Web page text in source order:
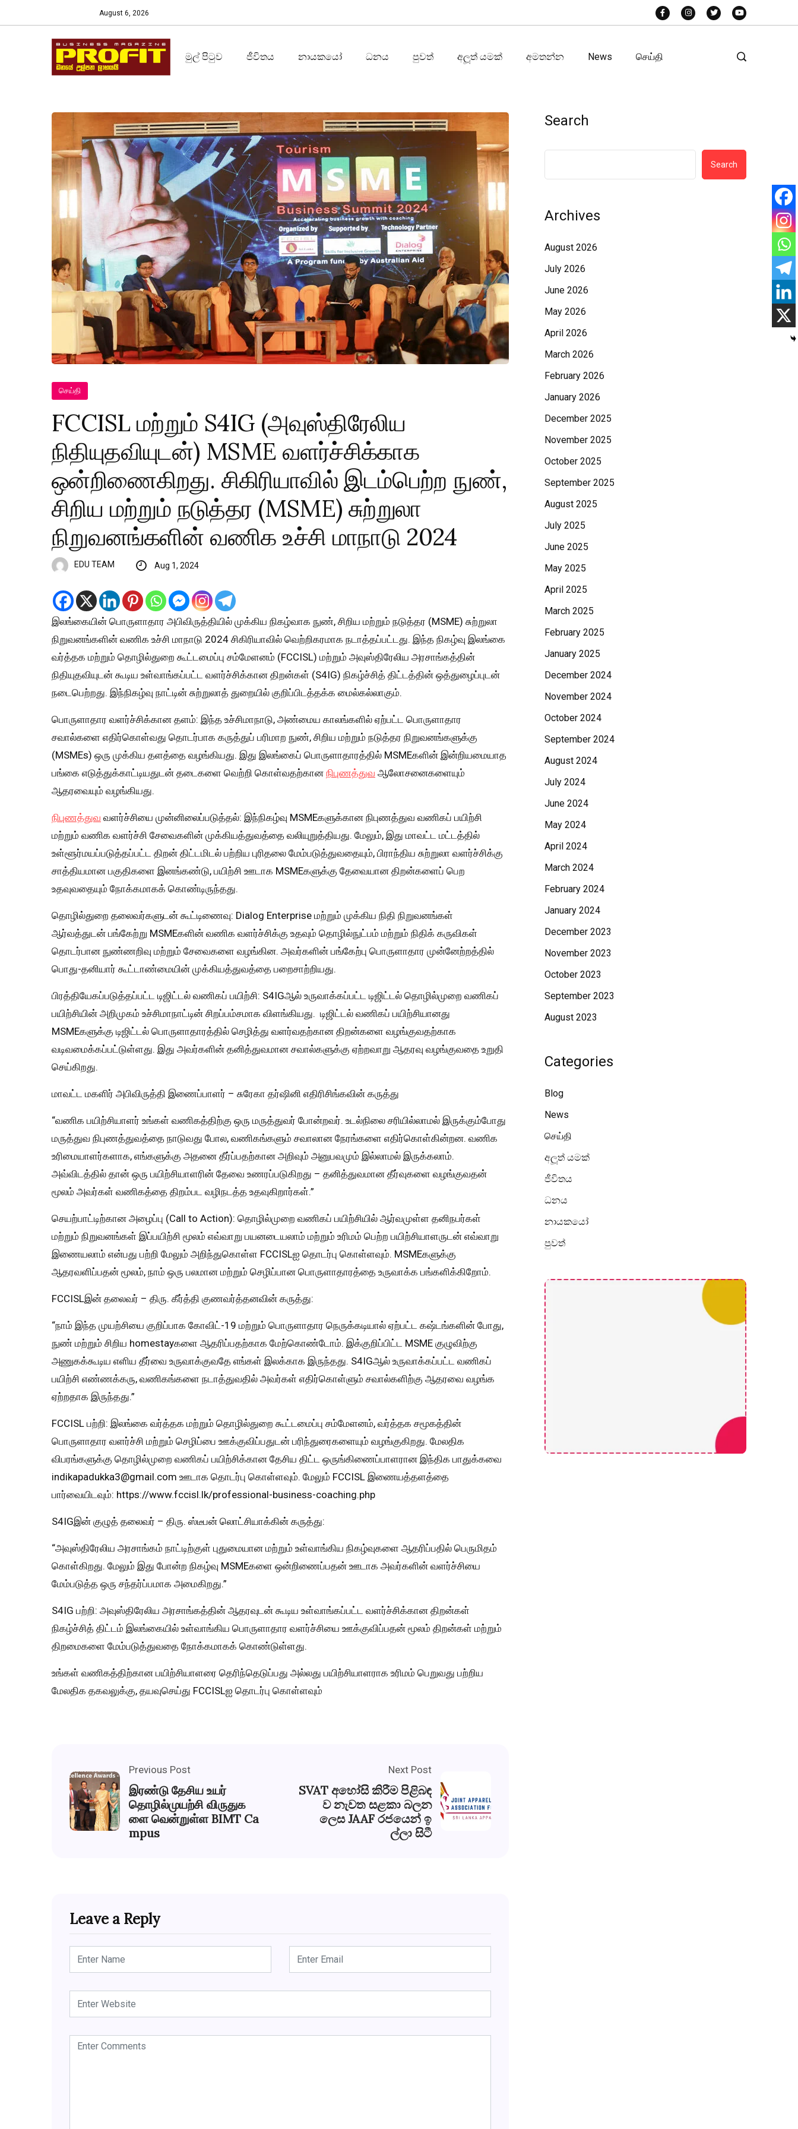
August 6, 2026
මුල් පිටුව ජීවිතය නායකයෝ ධනය පුවත් අලූත් යමක් අමතන්න News செய்தி
செய்தி
FCCISL மற்றும் S4IG (அவுஸ்திரேலிய
நிதியுதவியுடன்) MSME வளர்ச்சிக்காக
ஒன்றிணைகிறது. சிகிரியாவில் இடம்பெற்ற நுண்,
சிறிய மற்றும் நடுத்தர (MSME) சுற்றுலா
நிறுவனங்களின் வணிக உச்சி மாநாடு 2024
EDU TEAM Aug 1, 2024
இலங்கையின் பொருளாதார அபிவிருத்தியில் முக்கிய நிகழ்வாக நுண், சிறிய மற்றும் நடுத்தர (MSME) சுற்றுலா
நிறுவனங்களின் வணிக உச்சி மாநாடு 2024 சிகிரியாவில் வெற்றிகரமாக நடாத்தப்பட்டது. இந்த நிகழ்வு இலங்கை
வர்த்தக மற்றும் தொழில்துறை கூட்டமைப்பு சம்மேளனம் (FCCISL) மற்றும் அவுஸ்திரேலிய அரசாங்கத்தின்
நிதியுதவியுடன் கூடிய உள்வாங்கப்பட்ட வளர்ச்சிக்கான திறன்கள் (S4IG) நிகழ்ச்சித் திட்டத்தின் ஒத்துழைப்புடன்
நடைபெற்றது. இந்நிகழ்வு நாட்டின் சுற்றுலாத் துறையில் குறிப்பிடத்தக்க மைல்கல்லாகும்.
பொருளாதார வளர்ச்சிக்கான தளம்: இந்த உச்சிமாநாடு, அண்மைய காலங்களில் ஏற்பட்ட பொருளாதார
சவால்களை எதிர்கொள்வது தொடர்பாக கருத்துப் பரிமாற நுண், சிறிய மற்றும் நடுத்தர நிறுவனங்களுக்கு
(MSMEs) ஒரு முக்கிய தளத்தை வழங்கியது. இது இலங்கைப் பொருளாதாரத்தில் MSMEகளின் இன்றியமையாத
பங்கை எடுத்துக்காட்டியதுடன் தடைகளை வெற்றி கொள்வதற்கான நிபுணத்துவ ஆலோசனைகளையும்
ஆதரவையும் வழங்கியது.
நிபுணத்துவ வளர்ச்சியை முன்னிலைப்படுத்தல்: இந்நிகழ்வு MSMEகளுக்கான நிபுணத்துவ வணிகப் பயிற்சி
மற்றும் வணிக வளர்ச்சி சேவைகளின் முக்கியத்துவத்தை வலியுறுத்தியது. மேலும், இது மாவட்ட மட்டத்தில்
உள்ளூர்மயப்படுத்தப்பட்ட திறன் திட்டமிடல் பற்றிய புரிதலை மேம்படுத்துவதையும், பிராந்திய சுற்றுலா வளர்ச்சிக்கு
சாத்தியமான பகுதிகளை இனங்கண்டு, பயிற்சி ஊடாக MSMEகளுக்கு தேவையான திறன்களைப் பெற
உதவுவதையும் நோக்கமாகக் கொண்டிருந்தது.
தொழில்துறை தலைவர்களுடன் கூட்டிணைவு: Dialog Enterprise மற்றும் முக்கிய நிதி நிறுவனங்கள்
ஆர்வத்துடன் பங்கேற்று MSMEகளின் வணிக வளர்ச்சிக்கு உதவும் தொழில்நுட்பம் மற்றும் நிதிக் கருவிகள்
தொடர்பான நுண்ணறிவு மற்றும் சேவைகளை வழங்கின. அவர்களின் பங்கேற்பு பொருளாதார முன்னேற்றத்தில்
பொது-தனியார் கூட்டாண்மையின் முக்கியத்துவத்தை பறைசாற்றியது.
பிரத்தியேகப்படுத்தப்பட்ட டிஜிட்டல் வணிகப் பயிற்சி: S4IGஆல் உருவாக்கப்பட்ட டிஜிட்டல் தொழில்முறை வணிகப்
பயிற்சியின் அறிமுகம் உச்சிமாநாட்டின் சிறப்பம்சமாக விளங்கியது. டிஜிட்டல் வணிகப் பயிற்சியானது
MSMEகளுக்கு டிஜிட்டல் பொருளாதாரத்தில் செழித்து வளர்வதற்கான திறன்களை வழங்குவதற்காக
வடிவமைக்கப்பட்டுள்ளது. இது அவர்களின் தனித்துவமான சவால்களுக்கு ஏற்றவாறு ஆதரவு வழங்குவதை உறுதி
செய்கிறது.
மாவட்ட மகளிர் அபிவிருத்தி இணைப்பாளர் – சுரேகா தர்ஷினி எதிரிசிங்கவின் கருத்து
“வணிக பயிற்சியாளர் உங்கள் வணிகத்திற்கு ஒரு மருத்துவர் போன்றவர். உடல்நிலை சரியில்லாமல் இருக்கும்போது
மருத்துவ நிபுணத்துவத்தை நாடுவது போல, வணிகங்களும் சவாலான நேரங்களை எதிர்கொள்கின்றன. வணிக
உரிமையாளர்களாக, எங்களுக்கு அதனை தீர்ப்பதற்கான அறிவும் அனுபவமும் இல்லாமல் இருக்கலாம்.
அவ்விடத்தில் தான் ஒரு பயிற்சியாளரின் தேவை உணரப்படுகிறது – தனித்துவமான தீர்வுகளை வழங்குவதன்
மூலம் அவர்கள் வணிகத்தை திறம்பட வழிநடத்த உதவுகிறார்கள்.”
செயற்பாட்டிற்கான அழைப்பு (Call to Action): தொழில்முறை வணிகப் பயிற்சியில் ஆர்வமுள்ள தனிநபர்கள்
மற்றும் நிறுவனங்கள் இப்பயிற்சி மூலம் எவ்வாறு பயனடையலாம் மற்றும் உரிமம் பெற்ற பயிற்சியாளருடன் எவ்வாறு
இணையலாம் என்பது பற்றி மேலும் அறிந்துகொள்ள FCCISLஐ தொடர்பு கொள்ளவும். MSMEகளுக்கு
ஆதரவளிப்பதன் மூலம், நாம் ஒரு பலமான மற்றும் செழிப்பான பொருளாதாரத்தை உருவாக்க பங்களிக்கிறோம்.
FCCISLஇன் தலைவர் – திரு. கீர்த்தி குணவர்த்தனவின் கருத்து:
“நாம் இந்த முயற்சியை குறிப்பாக கோவிட்-19 மற்றும் பொருளாதார நெருக்கடியால் ஏற்பட்ட கஷ்டங்களின் போது, ​​
நுண் மற்றும் சிறிய homestayகளை ஆதரிப்பதற்காக மேற்கொண்டோம். இக்குறிப்பிட்ட MSME குழுவிற்கு
அணுகக்கூடிய எளிய தீர்வை உருவாக்குவதே எங்கள் இலக்காக இருந்தது. S4IGஆல் உருவாக்கப்பட்ட வணிகப்
பயிற்சி எண்ணக்கரு, வணிகங்களை நடாத்துவதில் அவர்கள் எதிர்கொள்ளும் சவால்களிற்கு ஆதரவை வழங்க
ஏற்றதாக இருந்தது.”
FCCISL பற்றி: இலங்கை வர்த்தக மற்றும் தொழில்துறை கூட்டமைப்பு சம்மேளனம், வர்த்தக சமூகத்தின்
பொருளாதார வளர்ச்சி மற்றும் செழிப்பை ஊக்குவிப்பதுடன் பரிந்துரைகளையும் வழங்குகிறது. மேலதிக
விபரங்களுக்கு தொழில்முறை வணிகப் பயிற்சிக்கான தேசிய திட்ட ஒருங்கிணைப்பாளரான இந்திக பாதுக்கவை
indikapadukka3@gmail.com ஊடாக தொடர்பு கொள்ளவும். மேலும் FCCISL இணையத்தளத்தை
பார்வையிடவும்: https://www.fccisl.lk/professional-business-coaching.php
S4IGஇன் குழுத் தலைவர் – திரு. ஸ்டீபன் லொட்சியாக்கின் கருத்து:
“அவுஸ்திரேலிய அரசாங்கம் நாட்டிற்குள் புதுமையான மற்றும் உள்வாங்கிய நிகழ்வுகளை ஆதரிப்பதில் பெருமிதம்
கொள்கிறது. மேலும் இது போன்ற நிகழ்வு MSMEகளை ஒன்றிணைப்பதன் ஊடாக அவர்களின் வளர்ச்சியை
மேம்படுத்த ஒரு சந்தர்ப்பமாக அமைகிறது.”
S4IG பற்றி: அவுஸ்திரேலிய அரசாங்கத்தின் ஆதரவுடன் கூடிய உள்வாங்கப்பட்ட வளர்ச்சிக்கான திறன்கள்
நிகழ்ச்சித் திட்டம் இலங்கையில் உள்வாங்கிய பொருளாதார வளர்ச்சியை ஊக்குவிப்பதன் மூலம் திறன்கள் மற்றும்
திறமைகளை மேம்படுத்துவதை நோக்கமாகக் கொண்டுள்ளது.
உங்கள் வணிகத்திற்கான பயிற்சியாளரை தெரிந்தெடுப்பது அல்லது பயிற்சியாளராக உரிமம் பெறுவது பற்றிய
மேலதிக தகவலுக்கு, தயவுசெய்து FCCISLஐ தொடர்பு கொள்ளவும்
Previous Post
இரண்டு தேசிய உயர்
தொழில்முயற்சி விருதுக
ளை வென்றுள்ள BIMT Ca
mpus
Next Post
SVAT අහෝසි කිරීම පිළිබඳ
ව නැවත සළකා බලන
ලෙස JAAF රජයෙන් ඉ
ල්ලා සිටී
Leave a Reply
Search
Search
Archives
August 2026
July 2026
June 2026
May 2026
April 2026
March 2026
February 2026
January 2026
December 2025
November 2025
October 2025
September 2025
August 2025
July 2025
June 2025
May 2025
April 2025
March 2025
February 2025
January 2025
December 2024
November 2024
October 2024
September 2024
August 2024
July 2024
June 2024
May 2024
April 2024
March 2024
February 2024
January 2024
December 2023
November 2023
October 2023
September 2023
August 2023
Categories
Blog
News
செய்தி
අලූත් යමක්
ජීවිතය
ධනය
නායකයෝ
පුවත්